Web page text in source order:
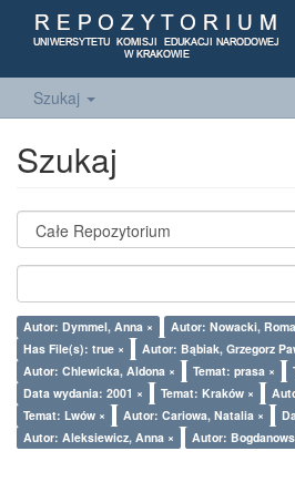
Szukaj
Szukaj
Autor: Dymmel, Anna × Autor: Nowacki,
Has File(s): true ×
Autor: Bąbiak, Grzegorz
Autor: Chlewicka, Aldona ×
Temat: prasa ×
Data wydania: 2001 ×
Temat: Kraków ×
Temat: Lwów ×
Autor: Cariowa, Natalia ×
Autor: Aleksiewicz, Anna ×
Autor: